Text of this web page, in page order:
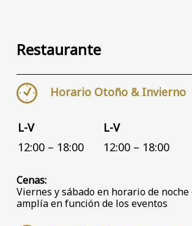
Restaurante
Horario Otoño & Invierno
L-V
12:00 – 18:00
L-V
12:00 – 18:00
Cenas:
Viernes y sábado en horario de
amplía en función de los eventos